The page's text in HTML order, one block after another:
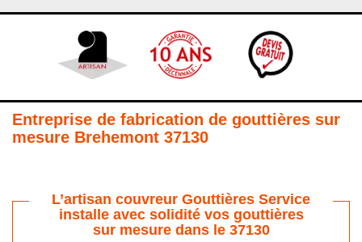
Entreprise de fabrication de gouttières sur
mesure Brehemont 37130
L’artisan couvreur Gouttières Service
installe avec solidité vos gouttières
sur mesure dans le 37130